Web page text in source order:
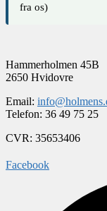
antalfra os)
Hammerholmen 45B
2650 Hvidovre
Email:
Telefon: 36 49 75 25
CVR: 35653406
Facebook